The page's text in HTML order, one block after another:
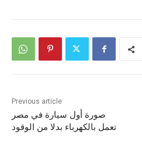
Previous article
صورة أول سيارة في مصر
تعمل بالكهرباء بدلا من الوقود